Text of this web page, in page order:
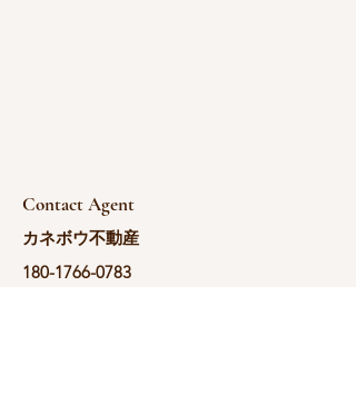
Contact Agent
カネボウ不動産
180-1766-0783